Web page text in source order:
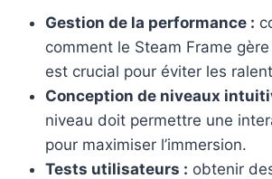
Gestion de la performance :
comment le Steam Frame
est crucial pour éviter les
Conception de niveaux
niveau doit permettre une
pour maximiser l’immersion.
Tests utilisateurs : obtenir